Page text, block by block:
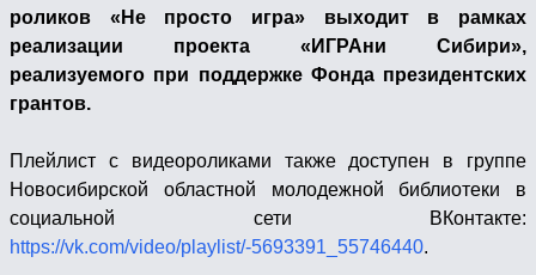
роликов «Не просто игра» выходит в рамках
реализации проекта «ИГРАни Сибири»,
реализуемого при поддержке Фонда президентских
грантов.
Плейлист с видеороликами также доступен в группе
Новосибирской областной молодежной библиотеки в
социальной сети ВКонтакте:
https://vk.com/video/playlist/-5693391_55746440.